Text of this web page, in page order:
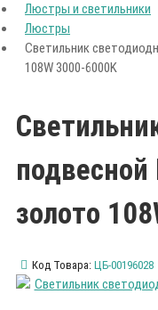
Люстры и светильники
Люстры
Светильник
108W 3000-6000K
золото
Код Товара: ЦБ-00196028